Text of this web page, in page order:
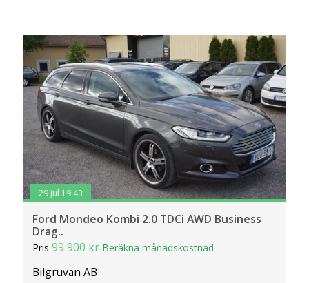
29 jul 19:43
Ford Mondeo Kombi 2.0 TDCi AWD Business
Drag..
Pris99 900 kr Beräkna månadskostnad
Bilgruvan AB